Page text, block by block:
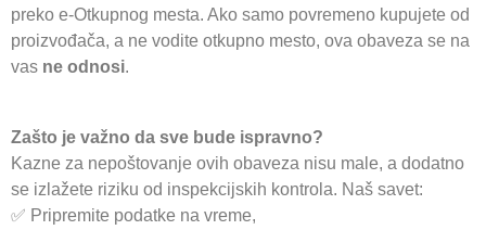
preko e-Otkupnog mesta. Ako samo povremeno kupujete od
proizvođača, a ne vodite otkupno mesto, ova obaveza se na
vas ne odnosi.
Zašto je važno da sve bude ispravno?
Kazne za nepoštovanje ovih obaveza nisu male, a dodatno
se izlažete riziku od inspekcijskih kontrola. Naš savet:
✅ Pripremite podatke na vreme,